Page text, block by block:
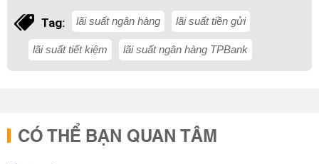
Tag: lãi suất ngân hàng lãi suất tiền gửi
lãi suất tiết kiệm lãi suất ngân hàng TPBank
CÓ THỂ BẠN QUAN TÂM